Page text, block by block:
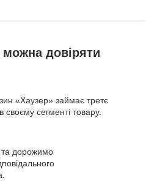
довіряти
«Хаузер» займає третє
своєму сегменті товару.
дорожимо